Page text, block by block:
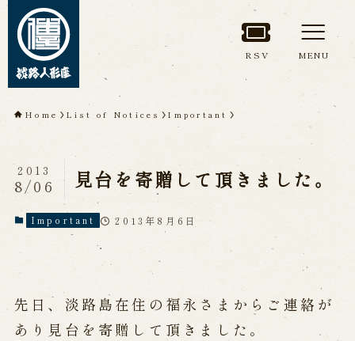
TOP
About Awaji
Ningyoza(Awaji Puppet
Theater)
About ’Awaji Ningyoza'
Living National Treasure, the late
Master Tsuruzawa Tomoji
Origin of the Awaji Ningyoza
People trained at the Awaji
Ningyoza
Inheriting Awaji Ningyo Joruri
RSV MENU
Home List of Notices Important
見台を寄贈して頂きました。
2013
8/06
Important 2013年8月6日
先日、淡路島在住の福永さまからご連絡が
あり見台を寄贈して頂きました。